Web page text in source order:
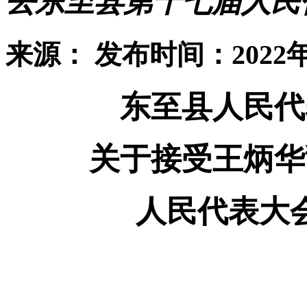
来源： 发布时间：2022
东至县人民
关于接受王炳
人民代表大